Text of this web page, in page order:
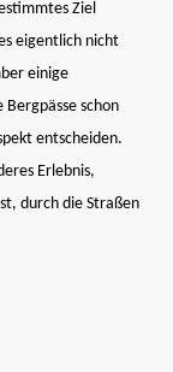
Ziel
eigentlich nicht
einige
schon
entscheiden.
Erlebnis,
durch die Straßen